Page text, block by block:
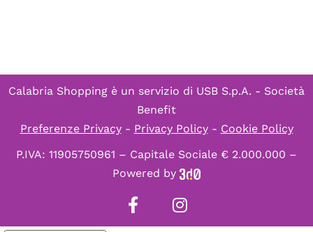
Calabria Shopping è un servizio di USB S.p.A. - Società
Benefit
Preferenze Privacy- Privacy Policy- Cookie Policy
P.IVA: 11905750961 – Capitale Sociale € 2.000.000 –
Powered by